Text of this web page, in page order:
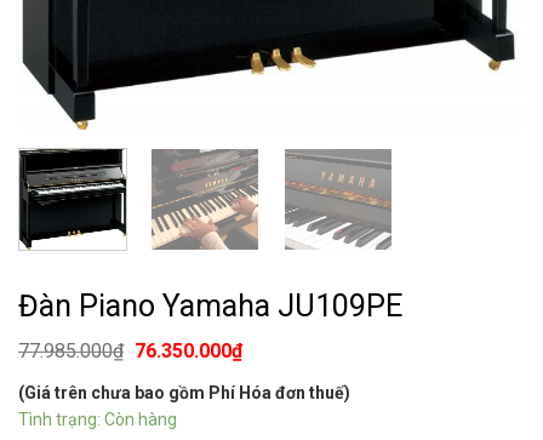
Đàn Piano Yamaha JU109PE
77.985.000₫ 76.350.000₫
(Giá trên chưa bao gồm Phí Hóa đơn thuế)
Tình trạng: Còn hàng